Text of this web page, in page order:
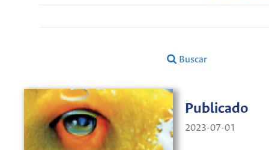
Buscar
Publicado
2023-07-01